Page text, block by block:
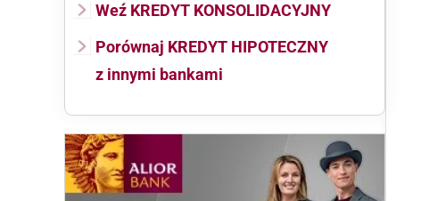
Weź KREDYT KONSOLIDACYJNY
Porównaj KREDYT HIPOTECZNY
z innymi bankami